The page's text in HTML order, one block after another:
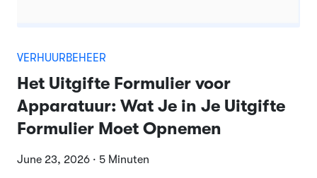
VERHUURBEHEER
Het Uitgifte Formulier voor
Apparatuur: Wat Je in Je Uitgifte
Formulier Moet Opnemen
June 23, 2026 · 5 Minuten